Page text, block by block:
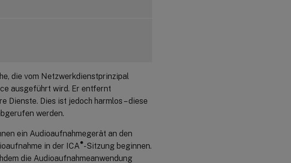
die vom Netzwerkdienstprinzipal
ausgeführt wird. Er entfernt
Dienste. Dies ist jedoch harmlos – diese
werden.
ein Audioaufnahmegerät an den
in der ICA®-Sitzung beginnen.
die Audioaufnahmeanwendung